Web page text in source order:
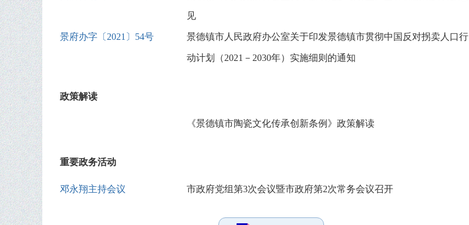
见
景府办字〔2021〕54号 景德镇市人民政府办公室关于印发景德镇市贯彻中国反对拐卖人口行
动计划（2021－2030年）实施细则的通知
政策解读
《景德镇市陶瓷文化传承创新条例》政策解读
重要政务活动
邓永翔主持会议 市政府党组第3次会议暨市政府第2次常务会议召开